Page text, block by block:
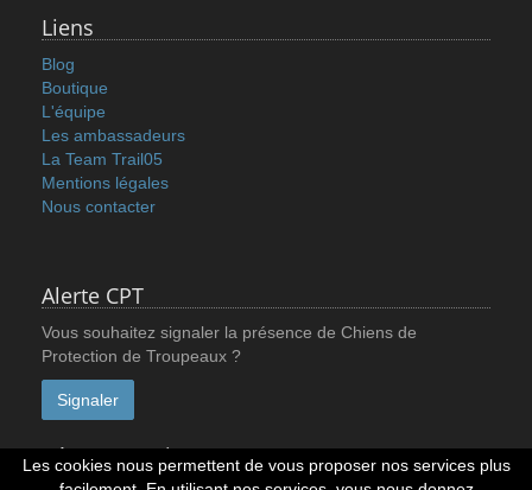
Liens
Blog
Boutique
L'équipe
Les ambassadeurs
La Team Trail05
Mentions légales
Nous contacter
Alerte CPT
Vous souhaitez signaler la présence de Chiens de
Protection de Troupeaux ?
Signaler
Réseaux sociaux
Les cookies nous permettent de vous proposer nos services plus